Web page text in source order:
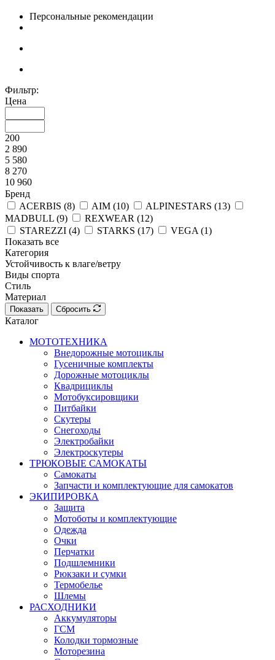
Персональные рекомендации
Фильтр:
Цена
200
2 890
5 580
8 270
10 960
Бренд
ACERBIS (8) AIM (10) ALPINESTARS (13)
MADBULL (9) REXWEAR (12)
STAREZZI (4) STARKS (17) VEGA (1)
Показать все
Категория
Устойчивость к влаге/ветру
Виды спорта
Стиль
Материал
Показать Сбросить
Каталог
МОТОТЕХНИКА
Внедорожные мотоциклы
Гусеничные комплекты
Дорожные мотоциклы
Квадрициклы
Мотобуксировщики
Питбайки
Скутеры
Снегоходы
Электробайки
Электроскутеры
ТРЮКОВЫЕ САМОКАТЫ
Самокаты
Запчасти и комплектующие для самокатов
ЭКИПИРОВКА
Защита
Мотоботы и комплектующие
Одежда
Очки
Перчатки
Подшлемники
Рюкзаки и сумки
Термобелье
Шлемы
РАСХОДНИКИ
Аккумуляторы
ГСМ
Колодки тормозные
Моторезина